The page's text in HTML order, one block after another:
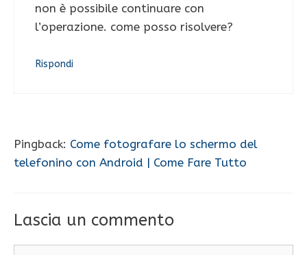
non è possibile continuare con
l’operazione. come posso risolvere?
Rispondi
Pingback: Come fotografare lo schermo del
telefonino con Android | Come Fare Tutto
Lascia un commento